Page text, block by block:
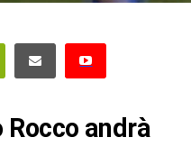
andrà